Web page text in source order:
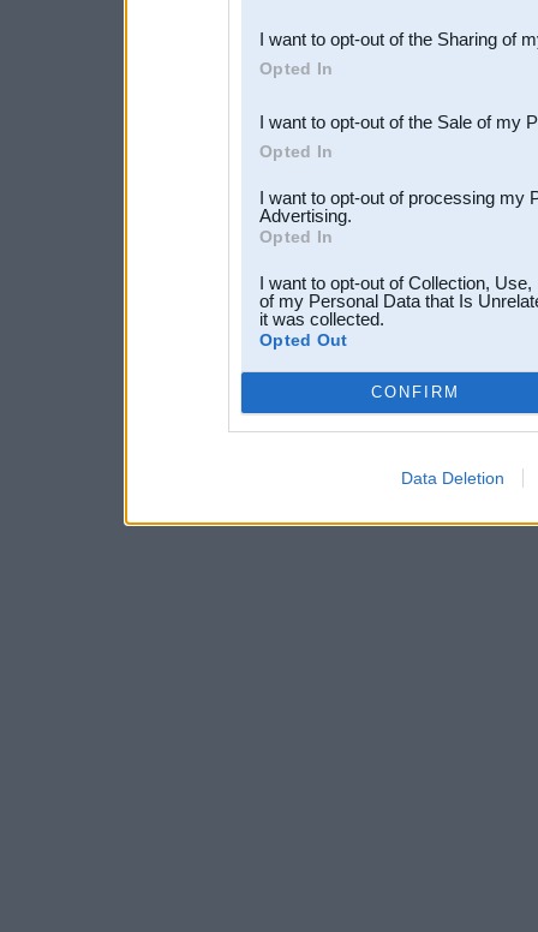
Downstream Participants
third parties.
I want to opt-out of the Sharing of
Opted In
I want to opt-out of the Sale of my
Opted In
I want to opt-out of processing my
Advertising.
Opted In
I want to opt-out of Collection,
of my Personal Data that Is
it was collected.
Opted Out
CONFIRM
Data Deletion